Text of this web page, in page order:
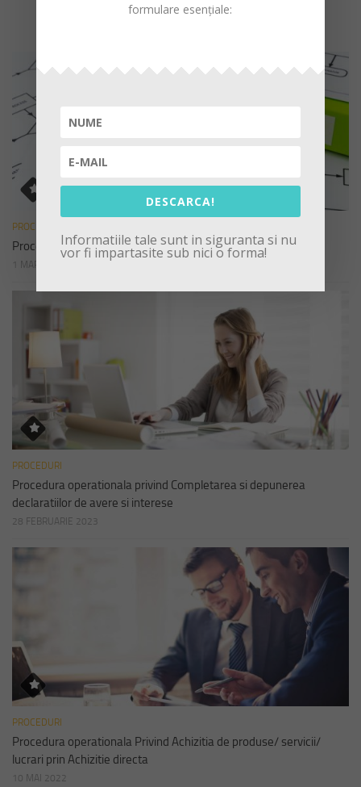
PROCEDURI
Procedura de sistem privind declararea cadourilor
1 MARTIE 2023
PROCEDURI
Procedura operationala privind Completarea si depunerea
declaratiilor de avere si interese
28 FEBRUARIE 2023
PROCEDURI
Procedura operationala Privind Achizitia de produse/ servicii/
lucrari prin Achizitie directa
10 MAI 2022
formulare esențiale:
DESCARCA!
Informatiile tale sunt in siguranta si nu
vor fi impartasite sub nici o forma!